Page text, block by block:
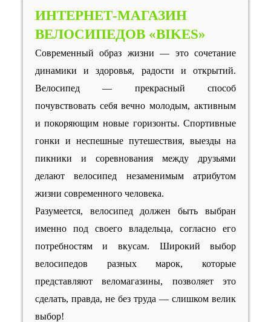
ИНТЕРНЕТ-МАГАЗИН
ВЕЛОСИПЕДОВ «BIKES»
Современный образ жизни — это сочетание
динамики и здоровья, радости и открытий.
Велосипед — прекрасный способ
почувствовать себя вечно молодым, активным
и покоряющим новые горизонты. Спортивные
гонки и неспешные путешествия, выезды на
пикники и соревнования между друзьями
делают велосипед незаменимым атрибутом
жизни современного человека.
Разумеется, велосипед должен быть выбран
именно под своего владельца, согласно его
потребностям и вкусам. Широкий выбор
велосипедов разных марок, которые
представляют веломагазины, позволяет это
сделать, правда, не без труда — слишком велик
выбор!